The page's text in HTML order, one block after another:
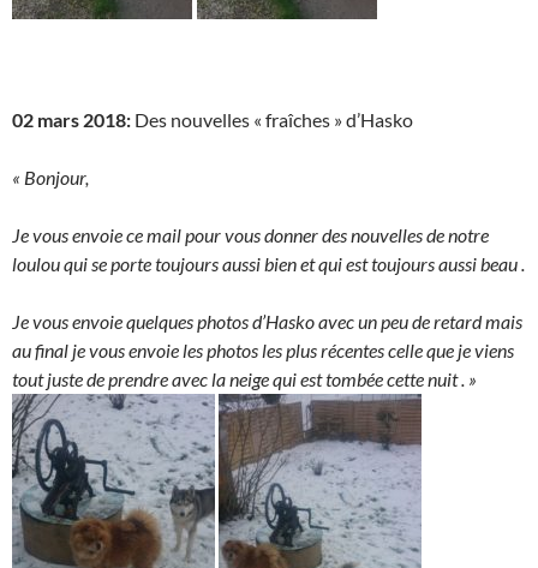
02 mars 2018: Des nouvelles « fraîches » d’Hasko
« Bonjour,
Je vous envoie ce mail pour vous donner des nouvelles de notre
loulou qui se porte toujours aussi bien et qui est toujours aussi beau .
Je vous envoie quelques photos d’Hasko avec un peu de retard mais
au final je vous envoie les photos les plus récentes celle que je viens
tout juste de prendre avec la neige qui est tombée cette nuit . »